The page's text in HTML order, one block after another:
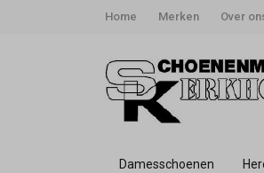
Home Merken Over
Damesschoenen